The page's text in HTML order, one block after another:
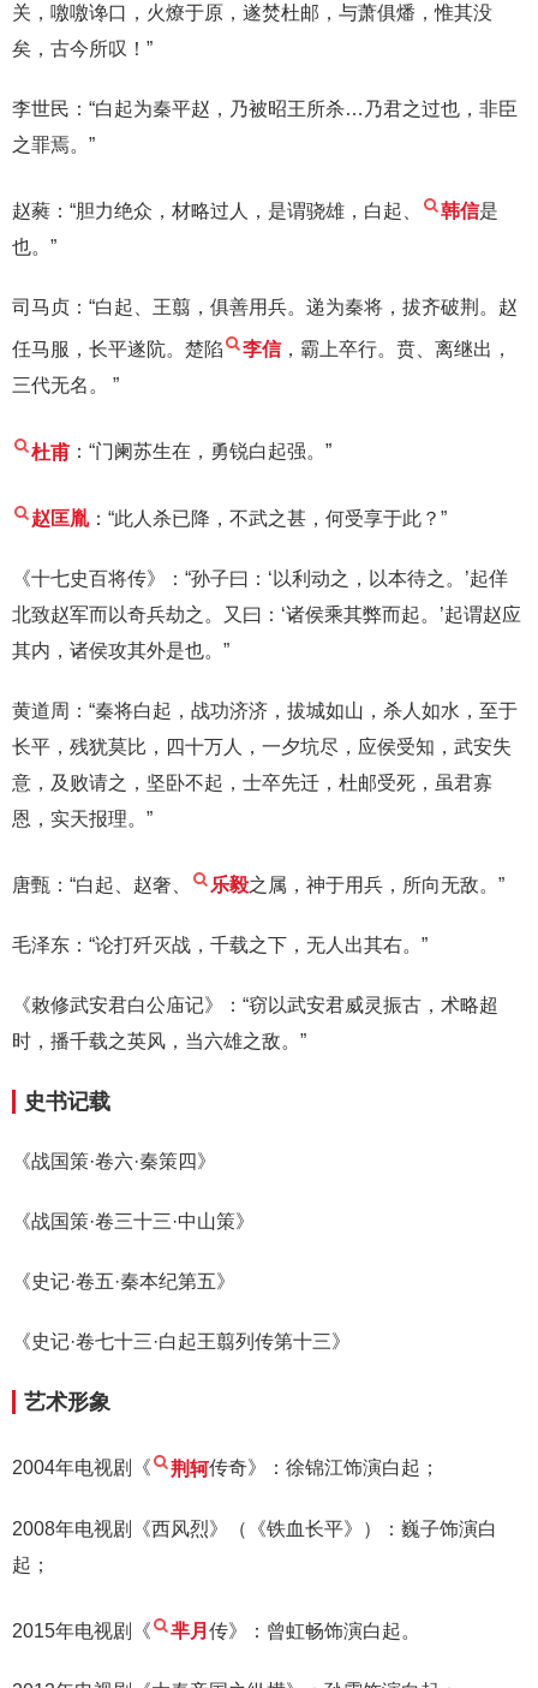
关，噭噭谗口，火燎于原，遂焚杜邮，与萧俱燔，惟其没
矣，古今所叹！”
李世民：“白起为秦平赵，乃被昭王所杀…乃君之过也，非臣
之罪焉。”
赵蕤：“胆力绝众，材略过人，是谓骁雄，白起、 韩信是
也。”
司马贞：“白起、王翦，俱善用兵。递为秦将，拔齐破荆。赵
任马服，长平遂阬。楚陷 李信，霸上卒行。贲、离继出，
三代无名。 ”
杜甫 ：“门阑苏生在，勇锐白起强。”
赵匡胤：“此人杀已降，不武之甚，何受享于此？”
《十七史百将传》：“孙子曰：‘以利动之，以本待之。’起佯
北致赵军而以奇兵劫之。又曰：‘诸侯乘其弊而起。’起谓赵应
其内，诸侯攻其外是也。”
黄道周：“秦将白起，战功济济，拔城如山，杀人如水，至于
长平，残犹莫比，四十万人，一夕坑尽，应侯受知，武安失
意，及败请之，坚卧不起，士卒先迁，杜邮受死，虽君寡
恩，实天报理。”
唐甄：“白起、赵奢、 乐毅之属，神于用兵，所向无敌。”
毛泽东：“论打歼灭战，千载之下，无人出其右。”
《敕修武安君白公庙记》：“窃以武安君威灵振古，术略超
时，播千载之英风，当六雄之敌。”
史书记载
《战国策·卷六·秦策四》
《战国策·卷三十三·中山策》
《史记·卷五·秦本纪第五》
《史记·卷七十三·白起王翦列传第十三》
艺术形象
2004年电视剧《 荆轲传奇》：徐锦江饰演白起；
2008年电视剧《西风烈》（《铁血长平》）：巍子饰演白
起；
2015年电视剧《 芈月 传》：曾虹畅饰演白起。